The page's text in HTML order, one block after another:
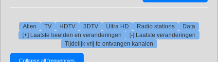
Allen TV HDTV 3DTV Ultra HD Radio stations
Data
[+] Laatste beelden en veranderingen
[-] Laatste veranderingen
Tijdelijk vrij te ontvangen kanalen